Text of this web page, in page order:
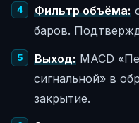
Фильтр объёма:
баров.
Выход:MACD
сигнальной» в
закрытие.